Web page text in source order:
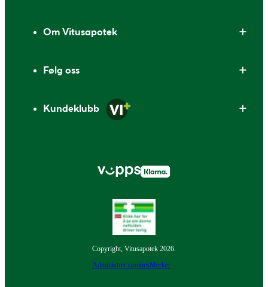
Om Vitusapotek
Følg oss
Kundeklubb
Copyright, Vitusapotek 2026.
Administrer cookiesMerker